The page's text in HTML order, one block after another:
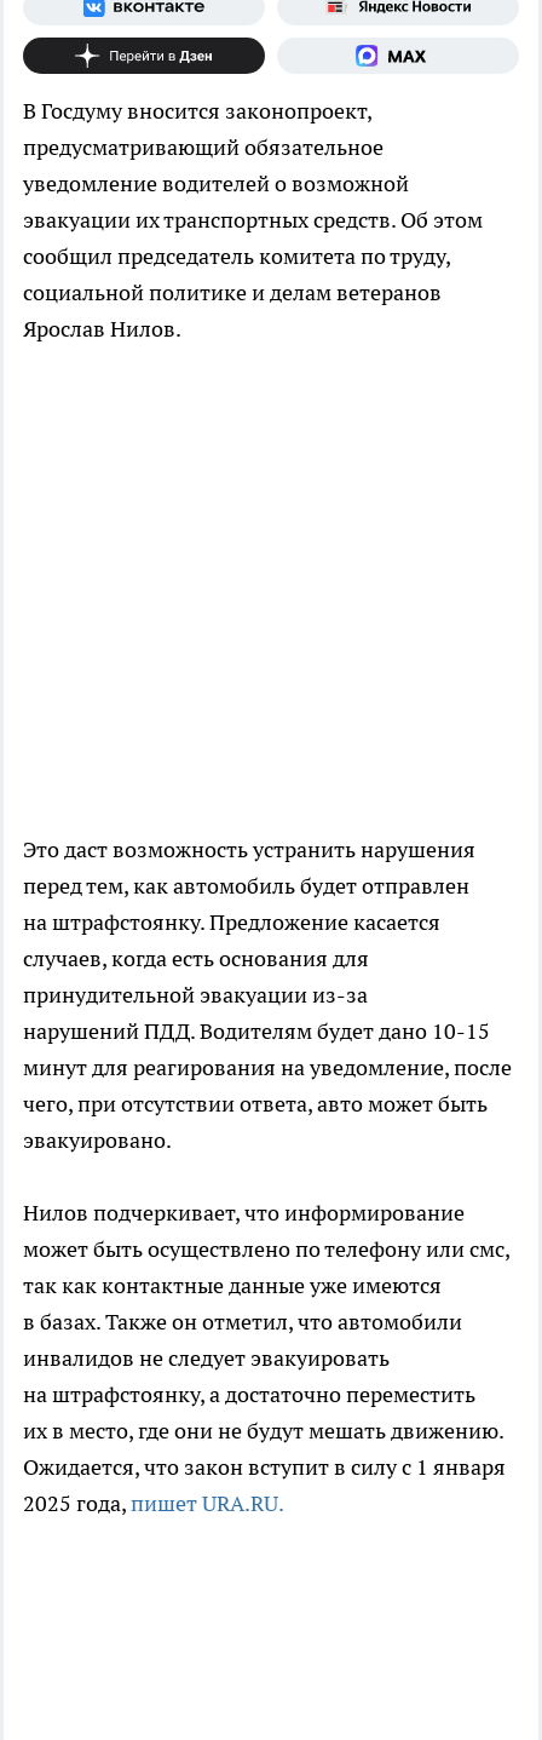
В Госдуму вносится законопроект,
предусматривающий обязательное
уведомление водителей о возможной
эвакуации их транспортных средств. Об этом
сообщил председатель комитета по труду,
социальной политике и делам ветеранов
Ярослав Нилов.
Это даст возможность устранить нарушения
перед тем, как автомобиль будет отправлен
на штрафстоянку. Предложение касается
случаев, когда есть основания для
принудительной эвакуации из-за
нарушений ПДД. Водителям будет дано 10-15
минут для реагирования на уведомление, после
чего, при отсутствии ответа, авто может быть
эвакуировано.
Нилов подчеркивает, что информирование
может быть осуществлено по телефону или смс,
так как контактные данные уже имеются
в базах. Также он отметил, что автомобили
инвалидов не следует эвакуировать
на штрафстоянку, а достаточно переместить
их в место, где они не будут мешать движению.
Ожидается, что закон вступит в силу с 1 января
2025 года,пишет URA.RU.